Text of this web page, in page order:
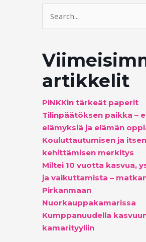
Search
for:
artikkelit
PiNKKin tärkeät paperit
Tilinpäätöksen paikka –
elämyksiä ja elämän
Kouluttautumisen ja
kehittämisen merkitys
Miltei 10 vuotta kasvua,
ja vaikuttamista –
Pirkanmaan
Nuorkauppakamarissa
Kumppanuudella
kamarityyliin